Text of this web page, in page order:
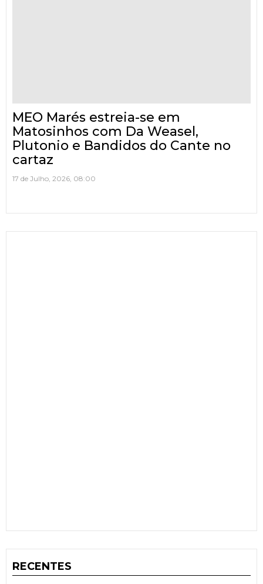
MEO Marés estreia-se em
Matosinhos com Da Weasel,
Plutonio e Bandidos do Cante no
cartaz
17 de Julho, 2026, 08:00
RECENTES